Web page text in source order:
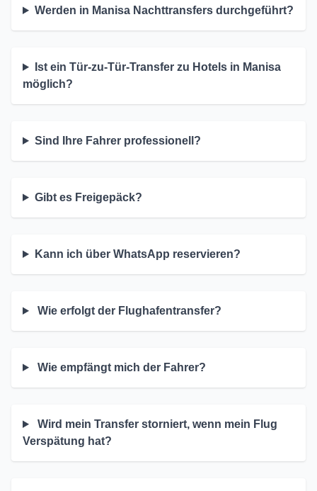
Werden in Manisa Nachttransfers durchgeführt?
Ist ein Tür-zu-Tür-Transfer zu Hotels in Manisa
möglich?
Sind Ihre Fahrer professionell?
Gibt es Freigepäck?
Kann ich über WhatsApp reservieren?
Wie erfolgt der Flughafentransfer?
Wie empfängt mich der Fahrer?
Wird mein Transfer storniert, wenn mein Flug
Verspätung hat?